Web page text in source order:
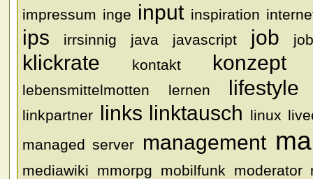
impressum inge input inspiration
ips irrsinnig java javascript job
klickrate kontakt konzept
lebensmittelmotten lernen lifestyle
linkpartner links linktausch linux
managed server
management
mediawiki mmorpg mobilfunk moderator